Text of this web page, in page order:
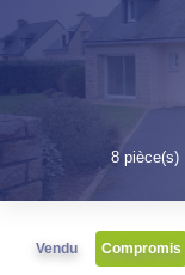
8 pièce(s)
Vendu Compromis